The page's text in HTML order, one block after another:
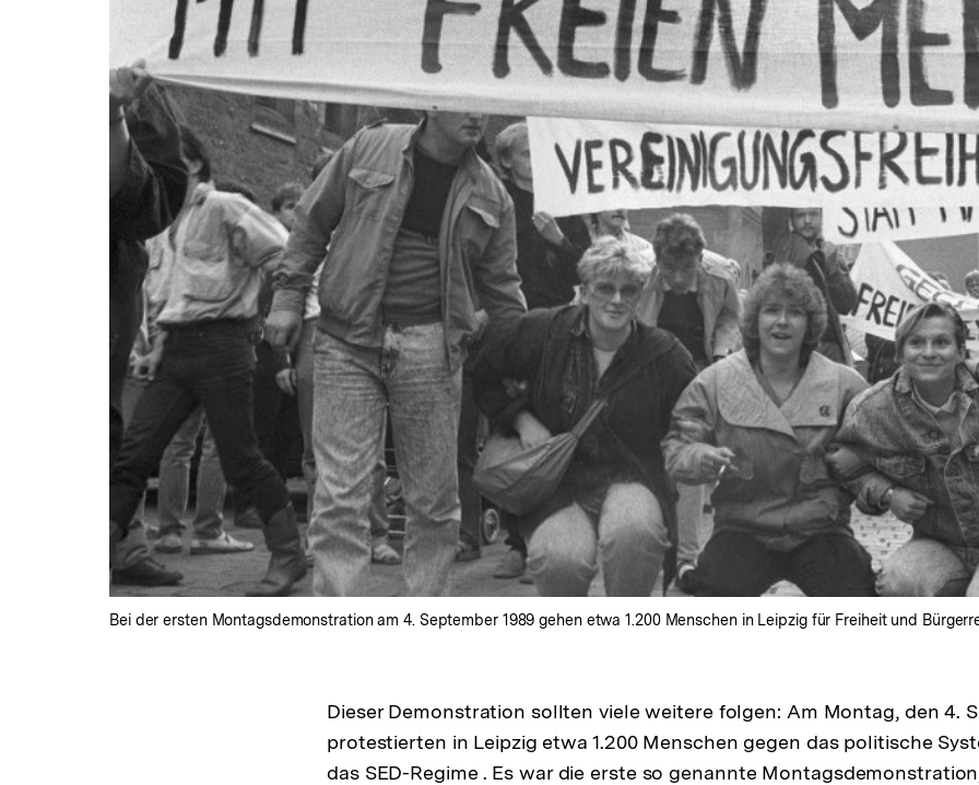
Bei der ersten Montagsdemonstration am 4. September 1989 gehen etwa 1.200 Menschen in Leipzig für Freiheit und
Dieser Demonstration sollten viele weitere folgen: Am Montag, den 4.
protestierten in Leipzig etwa 1.200 Menschen gegen das politische
das SED-Regime . Es war die erste so genannte